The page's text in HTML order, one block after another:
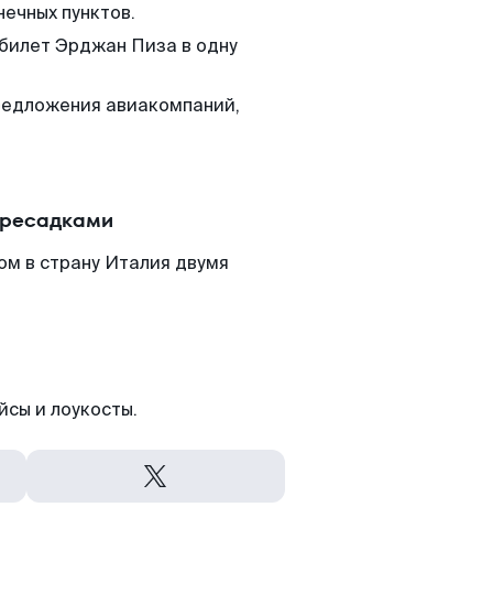
пунктов.
Эрджан Пиза в одну
авиакомпаний,
в страну Италия двумя
и лоукосты.